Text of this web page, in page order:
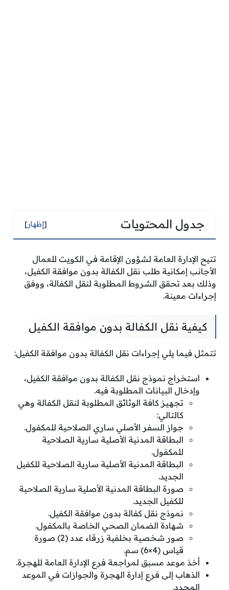
جدول المحتويات [إظهار]
تتيح الإدارة العامة لشؤون الإقامة في الكويت للعمال
الأجانب إمكانية طلب نقل الكفالة بدون موافقة الكفيل،
وذلك بعد تحقق الشروط المطلوبة لنقل الكفالة، ووفق
إجراءات معينة.
كيفية نقل الكفالة بدون موافقة الكفيل
تتمثل فيما يلي إجراءات نقل الكفالة بدون موافقة الكفيل:
استخراج نموذج نقل الكفالة بدون موافقة الكفيل،
وإدخال البيانات المطلوبة فيه.
تجهيز كافة الوثائق المطلوبة لنقل الكفالة وهي
كالتالي:
جواز السفر الأصلي ساري الصلاحية للمكفول.
البطاقة المدنية الأصلية سارية الصلاحية
للمكفول.
البطاقة المدنية الأصلية سارية الصلاحية للكفيل
الجديد.
صورة البطاقة المدنية الأصلية سارية الصلاحية
للكفيل الجديد.
نموذج نقل كفالة بدون موافقة الكفيل.
شهادة الضمان الصحي الخاصة بالمكفول.
صور شخصية بخلفية زرقاء عدد (2) صورة
قياس (4×6) سم.
أخذ موعد مسبق لمراجعة فرع الإدارة العامة للهجرة.
الذهاب إلى فرع إدارة الهجرة والجوازات في الموعد
المحدد.